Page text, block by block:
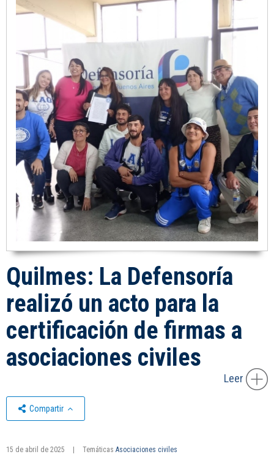
Quilmes: La Defensoría
realizó un acto para la
certificación de firmas a
asociaciones civiles
Leer
Compartir
15 de abril de 2025 Temáticas Asociaciones civiles